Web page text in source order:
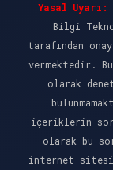
Yasal Uyarı:
Bilgi
tarafından
vermektedir.
olarak
içeriklerin
olarak bu
internet sitesi,